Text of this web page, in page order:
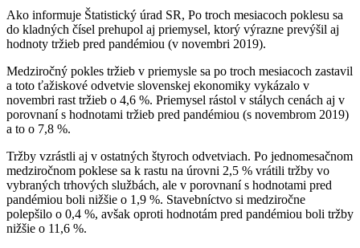
Ako informuje Štatistický úrad SR, Po troch mesiacoch poklesu sa
do kladných čísel prehupol aj priemysel, ktorý výrazne prevýšil aj
hodnoty tržieb pred pandémiou (v novembri 2019).
Medziročný pokles tržieb v priemysle sa po troch mesiacoch zastavil
a toto ťažiskové odvetvie slovenskej ekonomiky vykázalo v
novembri rast tržieb o 4,6 %. Priemysel rástol v stálych cenách aj v
porovnaní s hodnotami tržieb pred pandémiou (s novembrom 2019)
a to o 7,8 %.
Tržby vzrástli aj v ostatných štyroch odvetviach. Po jednomesačnom
medziročnom poklese sa k rastu na úrovni 2,5 % vrátili tržby vo
vybraných trhových službách, ale v porovnaní s hodnotami pred
pandémiou boli nižšie o 1,9 %. Stavebníctvo si medziročne
polepšilo o 0,4 %, avšak oproti hodnotám pred pandémiou boli tržby
nižšie o 11,6 %.